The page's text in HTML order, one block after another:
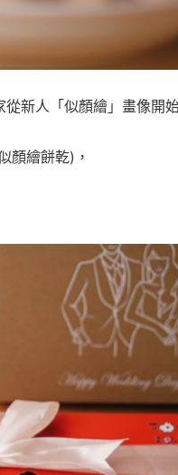
新人「似顏繪」畫像開
顏繪餅乾)，